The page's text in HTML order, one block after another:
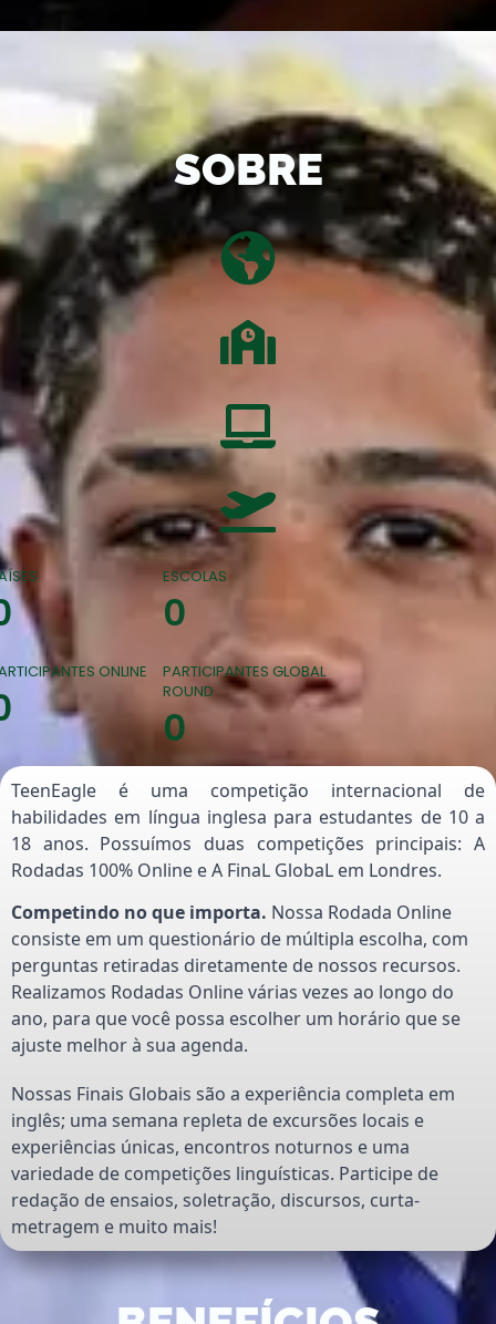
SOBRE
ESCOLAS
0
ONLINE
PARTICIPANTES GLOBAL
ROUND
0
TeenEagle é uma competição internacional de
habilidades em língua inglesa para estudantes de 10 a
18 anos. Possuímos duas competições principais: A
Rodadas 100% Online e A FinaL GlobaL em Londres.
Competindo no que importa. Nossa Rodada Online
consiste em um questionário de múltipla escolha, com
perguntas retiradas diretamente de nossos recursos.
Realizamos Rodadas Online várias vezes ao longo do
ano, para que você possa escolher um horário que se
ajuste melhor à sua agenda.
Nossas Finais Globais são a experiência completa em
inglês; uma semana repleta de excursões locais e
experiências únicas, encontros noturnos e uma
variedade de competições linguísticas. Participe de
redação de ensaios, soletração, discursos, curta-
metragem e muito mais!